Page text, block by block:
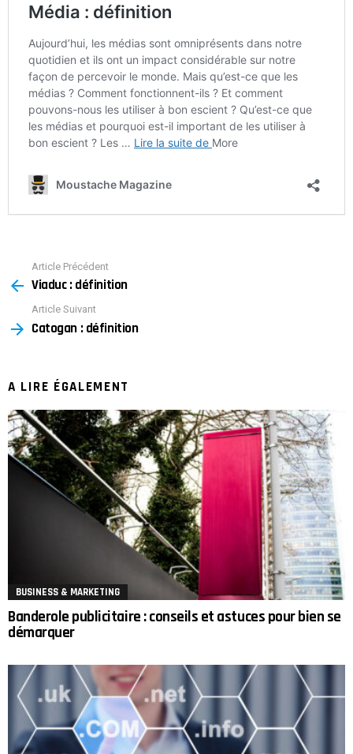
more
Article Précédent
Viaduc : définition
Article Suivant
Catogan : définition
A LIRE ÉGALEMENT
BUSINESS & MARKETING
Banderole publicitaire : conseils et astuces pour bien se
démarquer